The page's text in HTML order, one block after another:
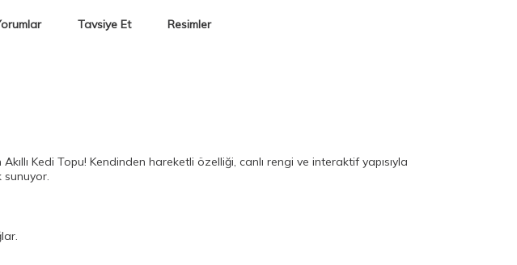
Tavsiye Et Resimler
Kedi Topu! Kendinden hareketli özelliği, canlı rengi ve interaktif yapısıyla
sunuyor.